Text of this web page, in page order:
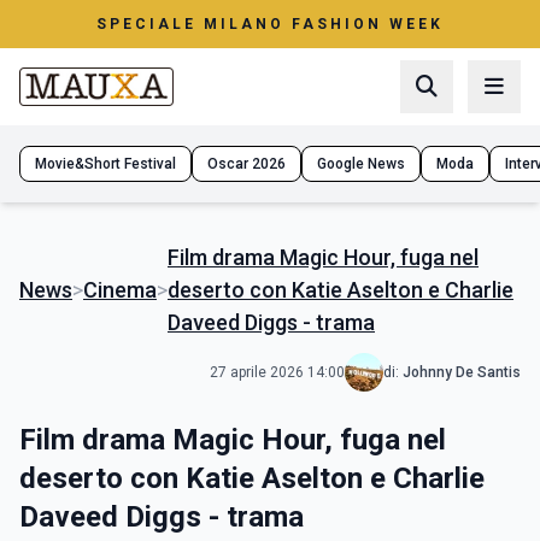
SPECIALE MILANO FASHION WEEK
Movie&Short Festival Oscar 2026 Google News Moda
News>Cinema>
Film drama Magic Hour, fuga nel
deserto con Katie Aselton e Charlie
Daveed Diggs - trama
27 aprile 2026 14:00 di: Johnny De Santis
Film drama Magic Hour, fuga nel
deserto con Katie Aselton e Charlie
Daveed Diggs - trama